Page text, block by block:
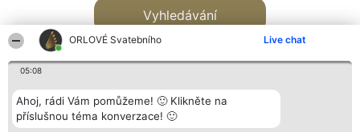
ORLOVÉ Svatebního Live chat
05:08
Ahoj, rádi Vám pomůžeme! 🙂 Klikněte na
příslušnou téma konverzace! 🙂
Vyhledávání